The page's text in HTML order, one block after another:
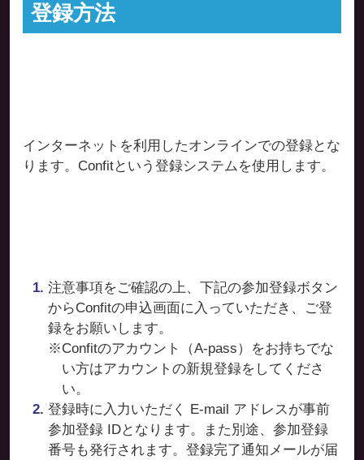
登録方法
インターネットを利用したオンラインでの登録とな
ります。Confitという登録システムを使用します。
注意事項をご確認の上、下記の参加登録ボタン
からConfitの申込画面に入っていただき、ご登
録をお願いします。
※Confitのアカウント（A-pass）をお持ちでな
い方はアカウントの新規登録をしてくださ
い。
登録時に入力いただく E-mail アドレスが事前
参加登録 IDとなります。また別途、参加登録
番号も発行されます。登録完了通知メールが届